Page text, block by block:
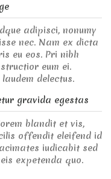
adipisci, nonumy
nec. Nam ex dicta
eu eos. Pri nibh
eum ei.
delectus.
gravida egestas
blandit et vis,
offendit eleifend id
iudicabit sed
expetenda quo.